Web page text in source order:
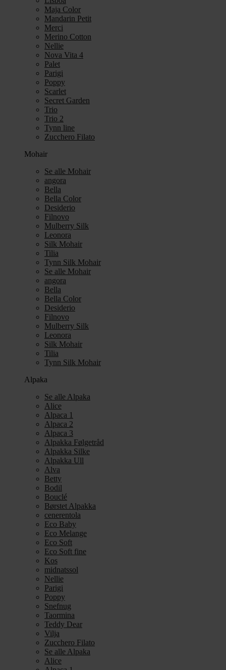
Maja Color
Mandarin Petit
Merci
Merino Cotton
Nellie
Nova Vita 4
Palet
Parigi
Poppy
Scarlet
Secret Garden
Trio
Trio 2
Tynn line
Zucchero Filato
Mohair
Se alle Mohair
angora
Bella
Bella Color
Desiderio
Filnovo
Mulberry Silk
Leonora
Silk Mohair
Tilia
Tynn Silk Mohair
Se alle Mohair
angora
Bella
Bella Color
Desiderio
Filnovo
Mulberry Silk
Leonora
Silk Mohair
Tilia
Tynn Silk Mohair
Alpaka
Se alle Alpaka
Alice
Alpaca 1
Alpaca 2
Alpaca 3
Alpakka Følgetråd
Alpakka Silke
Alpakka Ull
Alva
Betty
Bodil
Bouclé
Børstet Alpakka
cenerentola
Eco Baby
Eco Melange
Eco Soft
Eco Soft fine
Kos
midnatssol
Nellie
Parigi
Poppy
Snefnug
Taormina
Teddy Dear
Vilja
Zucchero Filato
Se alle Alpaka
Alice